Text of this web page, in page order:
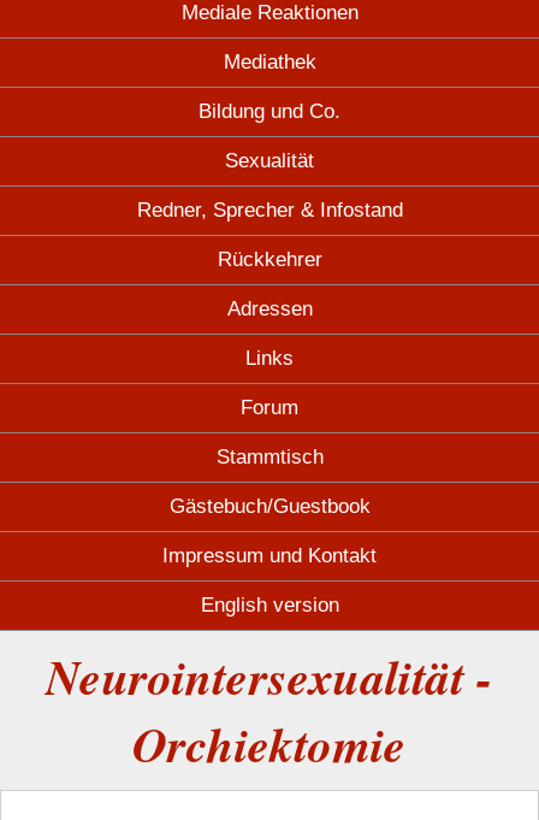
Mediale Reaktionen
Mediathek
Bildung und Co.
Sexualität
Redner, Sprecher & Infostand
Rückkehrer
Adressen
Links
Forum
Stammtisch
Gästebuch/Guestbook
Impressum und Kontakt
English version
Neurointersexualität -
Orchiektomie